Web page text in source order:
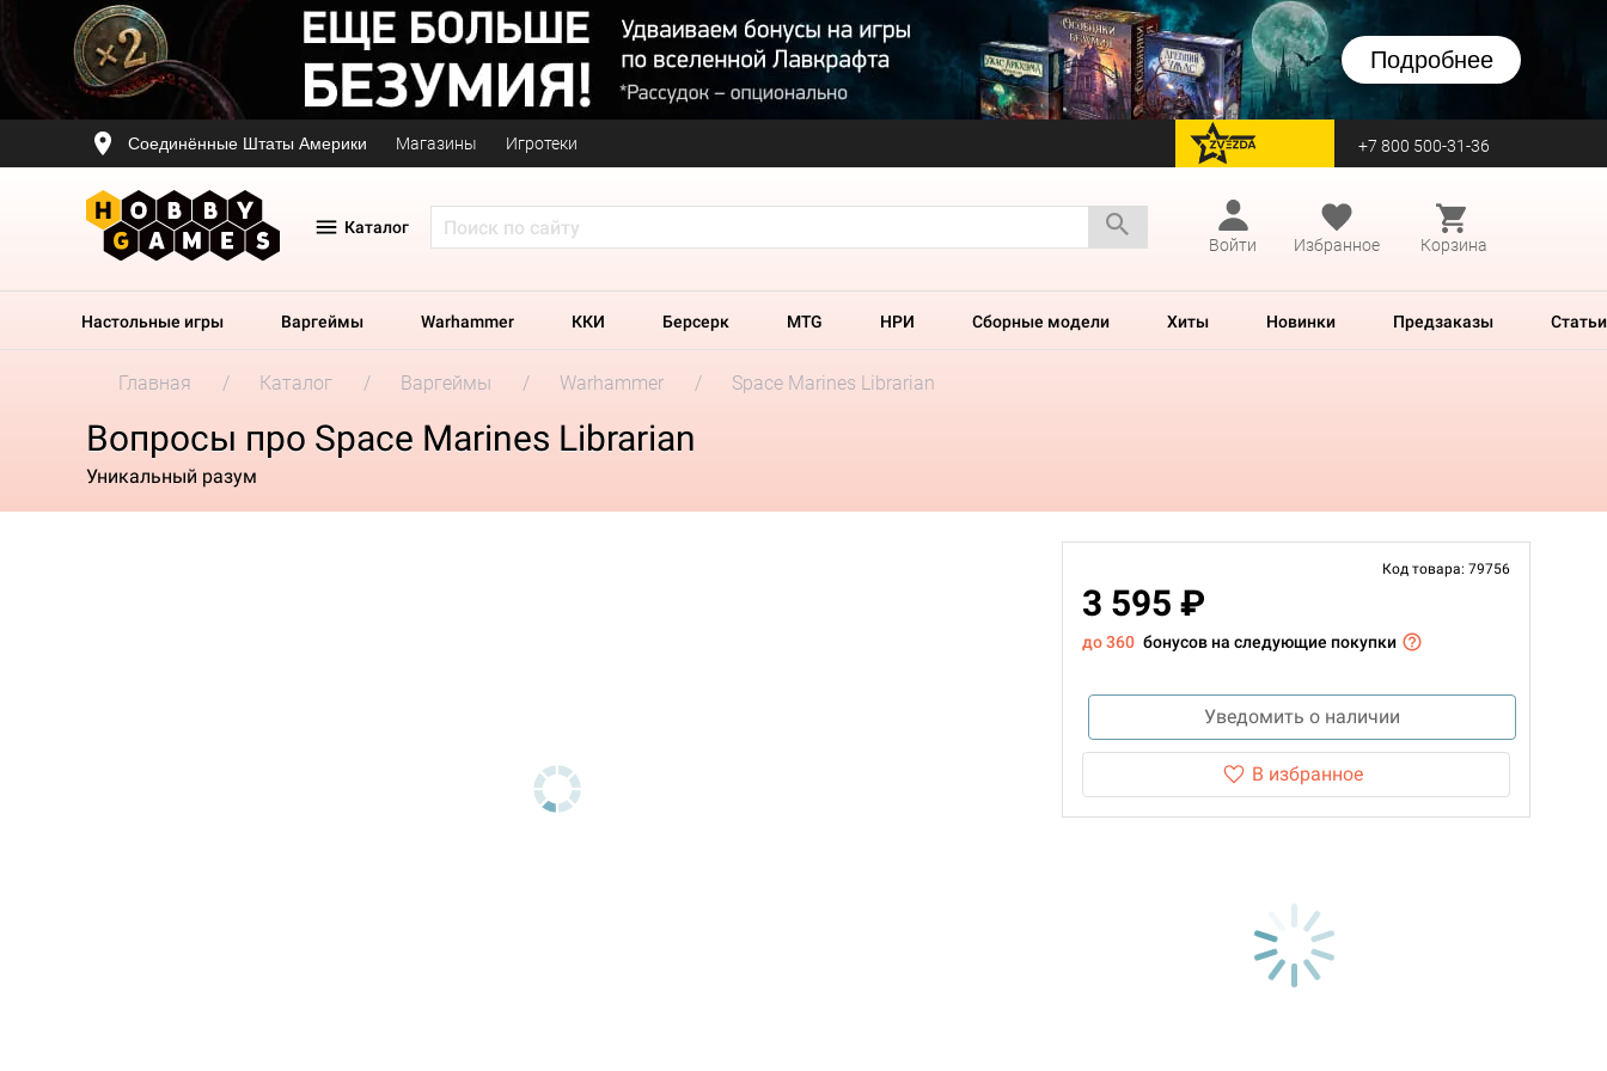
Подробнее
Соединённые Штаты Америки Магазины Игротеки перейти на Zvezda +7 800 500-31-36
Каталог
Войти
Избранное Корзина
Настольные игры Варгеймы Warhammer ККИ Берсерк MTG НРИ Сборные модели Хиты Новинки Предзаказы Статьи
Главная Каталог Варгеймы Warhammer Space Marines Librarian
Вопросы про Space Marines Librarian
Уникальный разум
Код товара: 79756
3 595 ₽
до 360 бонусов на следующие покупки
Уведомить о наличии
В избранное